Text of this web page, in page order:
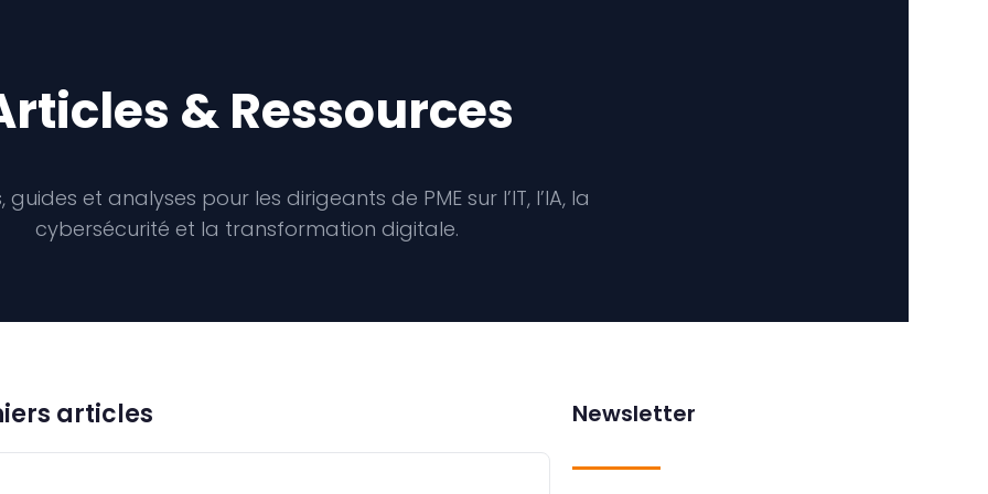
& Ressources
guides et analyses pour les dirigeants de PME sur l’IT, l’IA, la
cybersécurité et la transformation digitale.
articles Newsletter